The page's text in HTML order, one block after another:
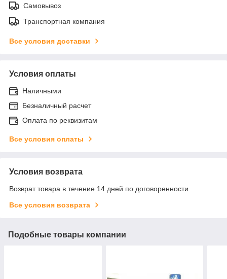
Самовывоз
Транспортная компания
Все условия доставки
Условия оплаты
Наличными
Безналичный расчет
Оплата по реквизитам
Все условия оплаты
Условия возврата
Возврат товара в течение 14 дней по договоренности
Все условия возврата
Подобные товары компании